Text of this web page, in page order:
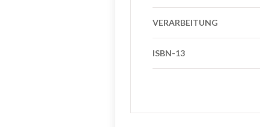
VERARBEITUNG
ISBN-13